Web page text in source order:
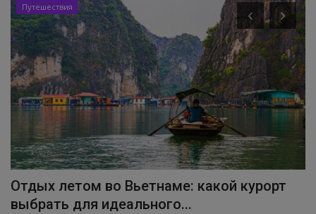
Путешествия
Отдых летом во Вьетнаме: какой курорт
выбрать для идеального...